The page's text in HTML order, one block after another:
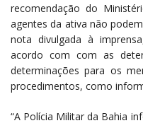
recomendação do
agentes da ativa não
nota divulgada à
acordo com com as
determinações para os
procedimentos, como
“A Polícia Militar da Bahia